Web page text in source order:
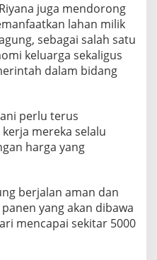
juga mendorong
lahan milik
sebagai salah satu
keluarga sekaligus
dalam bidang
perlu terus
mereka selalu
harga yang
berjalan aman dan
yang akan dibawa
mencapai sekitar 5000